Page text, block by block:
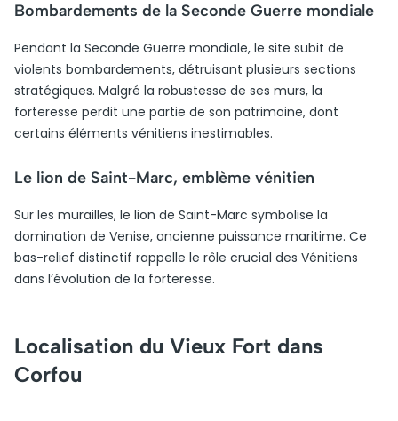
Bombardements de la Seconde Guerre mondiale
Pendant la Seconde Guerre mondiale, le site subit de
violents bombardements, détruisant plusieurs sections
stratégiques. Malgré la robustesse de ses murs, la
forteresse perdit une partie de son patrimoine, dont
certains éléments vénitiens inestimables.
Le lion de Saint-Marc, emblème vénitien
Sur les murailles, le lion de Saint-Marc symbolise la
domination de Venise, ancienne puissance maritime. Ce
bas-relief distinctif rappelle le rôle crucial des Vénitiens
dans l’évolution de la forteresse.
Localisation du Vieux Fort dans
Corfou